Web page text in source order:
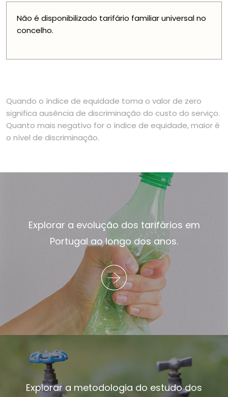
Não é disponibilizado tarifário familiar universal no
concelho.
Quando o índice de equidade toma o valor de zero
significa ausência de discriminação do custo do serviço.
Quanto mais negativo for o índice de equidade, maior é
o nível de discriminação.
Explorar a evolução dos tarifários em
Portugal ao longo dos anos.
Explorar a metodologia do estudo dos